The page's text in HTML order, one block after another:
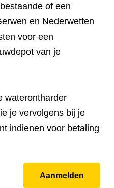
of een
en Nederwetten
voor een
van je
waterontharder
je vervolgens bij je
indienen voor betaling
Aanmelden